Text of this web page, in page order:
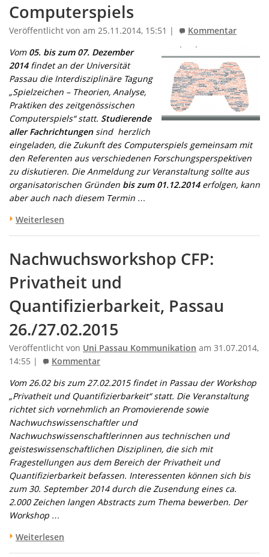
Computerspiels
Veröffentlicht von am 25.11.2014, 15:51 | Kommentar
Vom 05. bis zum 07. Dezember
2014findet an der Universität
Passau die Interdisziplinäre Tagung
„Spielzeichen – Theorien, Analyse,
Praktiken des zeitgenössischen
Computerspiels“ statt. Studierende
aller Fachrichtungen sind herzlich
eingeladen, die Zukunft des Computerspiels gemeinsam mit
den Referenten aus verschiedenen Forschungsperspektiven
zu diskutieren. Die Anmeldung zur Veranstaltung sollte aus
organisatorischen Gründen bis zum 01.12.2014erfolgen, kann
aber auch nach diesem Termin …
Weiterlesen
Nachwuchsworkshop CFP:
Privatheit und
Quantifizierbarkeit, Passau
26./27.02.2015
Veröffentlicht von Uni Passau Kommunikation am 31.07.2014,
14:55 |
Kommentar
Vom 26.02 bis zum 27.02.2015 findet in Passau der Workshop
„Privatheit und Quantifizierbarkeit“ statt. Die Veranstaltung
richtet sich vornehmlich an Promovierende sowie
Nachwuchswissenschaftler und
Nachwuchswissenschaftlerinnen aus technischen und
geisteswissenschaftlichen Disziplinen, die sich mit
Fragestellungen aus dem Bereich der Privatheit und
Quantifizierbarkeit befassen. Interessenten können sich bis
zum 30. September 2014 durch die Zusendung eines ca.
2.000 Zeichen langen Abstracts zum Thema bewerben. Der
Workshop …
Weiterlesen